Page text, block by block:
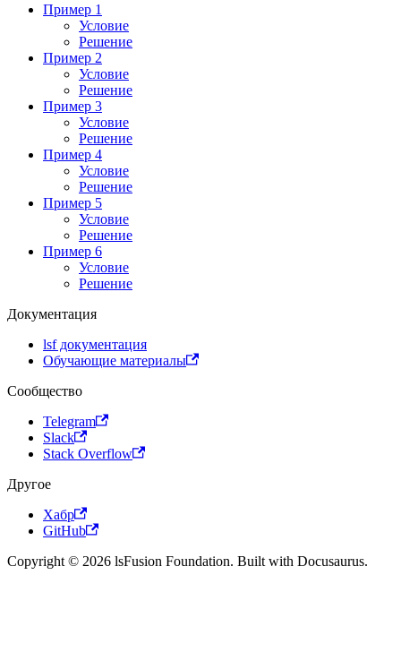
Пример 1
Условие
Решение
Пример 2
Условие
Решение
Пример 3
Условие
Решение
Пример 4
Условие
Решение
Пример 5
Условие
Решение
Пример 6
Условие
Решение
Документация
lsf документация
Обучающие материалы
Сообщество
Telegram
Slack
Stack Overflow
Другое
Хабр
GitHub
Copyright © 2026 lsFusion Foundation. Built with Docusaurus.